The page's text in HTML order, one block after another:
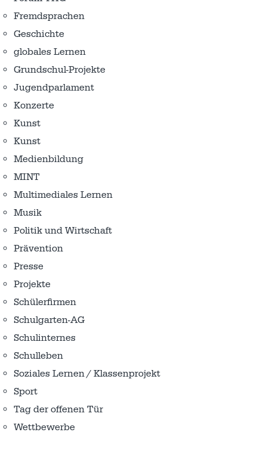
Fremdsprachen
Geschichte
globales Lernen
Grundschul-Projekte
Jugendparlament
Konzerte
Kunst
Kunst
Medienbildung
MINT
Multimediales Lernen
Musik
Politik und Wirtschaft
Prävention
Presse
Projekte
Schülerfirmen
Schulgarten-AG
Schulinternes
Schulleben
Soziales Lernen / Klassenprojekt
Sport
Tag der offenen Tür
Wettbewerbe